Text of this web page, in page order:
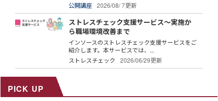
公開講座
2026/08/ 7更新
ストレスチェック支援サービス～実施か
ら職場環境改善まで
インソースのストレスチェック支援サービスをご
紹介します。本サービスでは、...
ストレスチェック
2026/06/29更新
PICK UP